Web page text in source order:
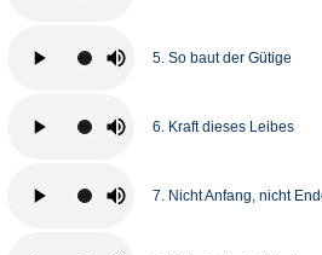
5. So baut der Gütige
6. Kraft dieses Leibes
7. Nicht Anfang, nicht